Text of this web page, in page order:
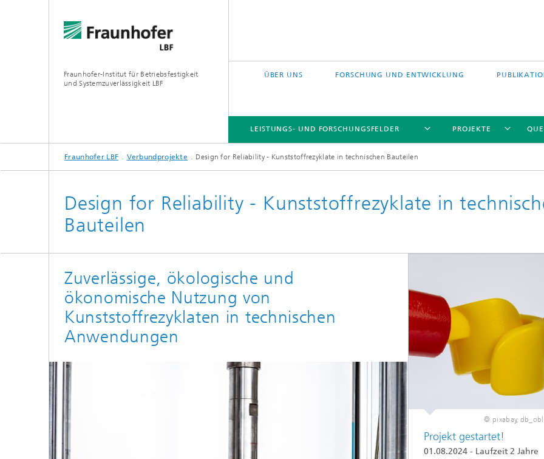
Fraunhofer-Institut für Betriebsfestigkeit
und Systemzuverlässigkeit LBF
ÜBER UNS FORSCHUNG UND ENTWICKLUNG
LEISTUNGS- UND FORSCHUNGSFELDER
LEISTUNGS- UND FORSCHUNGSFELDER
PROJEKTE
PROJEKTE
QUERSCHNITTS- UND FOKUSTHEMEN
Fraunhofer LBF Verbundprojekte Design for Reliability - Kunststoffrezyklate in technischen Bauteilen
Design for Reliability - Kunststoffrezyklate in
Bauteilen
Zuverlässige, ökologische und
ökonomische Nutzung von
Kunststoffrezyklaten in technischen
Anwendungen
© pixabay,
Projekt gestartet!
01.08.2024 - Laufzeit 2 Jahre